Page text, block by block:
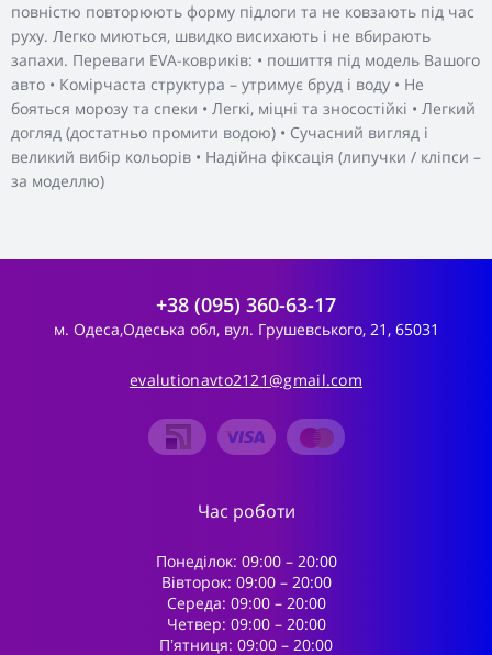
повністю повторюють форму підлоги та не ковзають під час
руху. Легко миються, швидко висихають і не вбирають
запахи. Переваги EVA-ковриків: • пошиття під модель Вашого
авто • Комірчаста структура – утримує бруд і воду • Не
бояться морозу та спеки • Легкі, міцні та зносостійкі • Легкий
догляд (достатньо промити водою) • Сучасний вигляд і
великий вибір кольорів • Надійна фіксація (липучки / кліпси –
за моделлю)
+38 (095) 360-63-17
м. Одеса,Одеська обл, вул. Грушевського, 21, 65031
evalutionavto2121@gmail.com
Час роботи
Понеділок: 09:00 – 20:00
Вівторок: 09:00 – 20:00
Середа: 09:00 – 20:00
Четвер: 09:00 – 20:00
Пʼятниця: 09:00 – 20:00